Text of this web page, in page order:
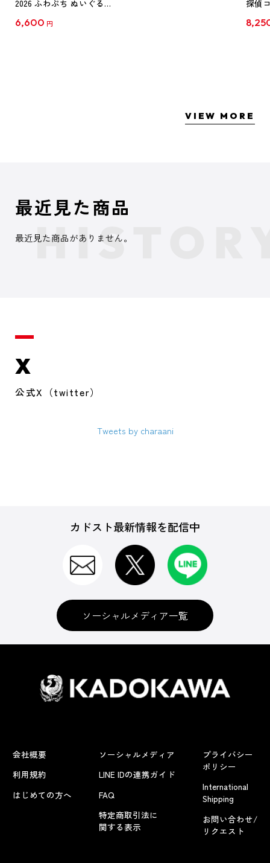
2026 ふわぷち ぬいぐるみ
6,600 円
探偵
クリ
VIEW MORE
最近見た商品
最近見た商品がありません。
X
公式X（twitter）
Tweets by charaani
カドスト最新情報を配信中
ソーシャルメディア一覧
会社概要
利用規約
はじめての方へ
ソーシャルメディア
LINE IDの連携ガイド
FAQ
特定商取引法に
関する表示
プライバシー
ポリシー
International
Shipping
お問い合わせ/
リクエスト